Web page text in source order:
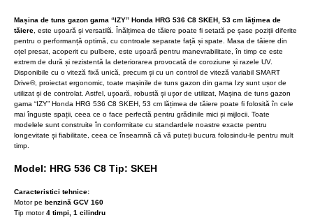
Mașina de tuns gazon gama “IZY” Honda HRG 536 C8 SKEH, 53 cm lățimea de
tăiere , este ușoară și versatilă. Înălțimea de tăiere poate fi setată pe șase poziții diferite
pentru o performanță optimă, cu controale separate față și spate. Masa de tăiere din
oțel presat, acoperit cu pulbere, este ușoară pentru manevrabilitate, în timp ce este
extrem de dură și rezistentă la deteriorarea provocată de coroziune și razele UV.
Disponibile cu o viteză fixă unică, precum și cu un control de viteză variabil SMART
Drive®, proiectat ergonomic, toate mașinile de tuns gazon din gama Izy sunt ușor de
utilizat și de controlat. Astfel, ușoară, robustă și ușor de utilizat, Mașina de tuns gazon
gama “IZY” Honda HRG 536 C8 SKEH, 53 cm lățimea de tăiere poate fi folosită în cele
mai înguste spații, ceea ce o face perfectă pentru grădinile mici și mijlocii. Toate
modelele sunt construite în conformitate cu standardele noastre exacte pentru
longevitate și fiabilitate, ceea ce înseamnă că vă puteți bucura folosindu-le pentru mult
timp.
Model: HRG 536 C8 Tip: SKEH
Caracteristici tehnice:
Motor pe benzină GCV 160
Tip motor4 timpi, 1 cilindru